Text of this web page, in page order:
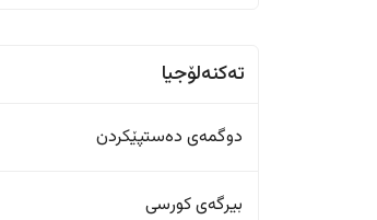
تەکنەلۆجیا
دوگمەی دەستپێکردن
بیرگەی کورسی